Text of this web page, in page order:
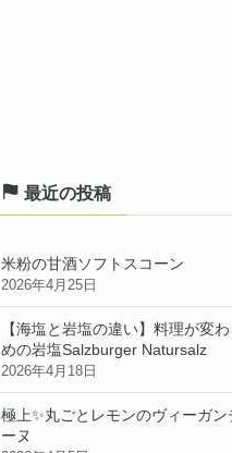
最近の投稿
米粉の甘酒ソフトスコーン
2026年4月25日
【海塩と岩塩の違い】料理が変
めの岩塩Salzburger Natursalz
2026年4月18日
極上✨丸ごとレモンのヴィーガン
ーヌ